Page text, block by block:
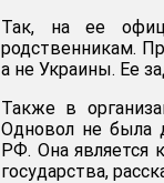
Так, на ее
родственникам.
а не Украины. Ее
Также в
Одновол не была
РФ. Она является
государства,